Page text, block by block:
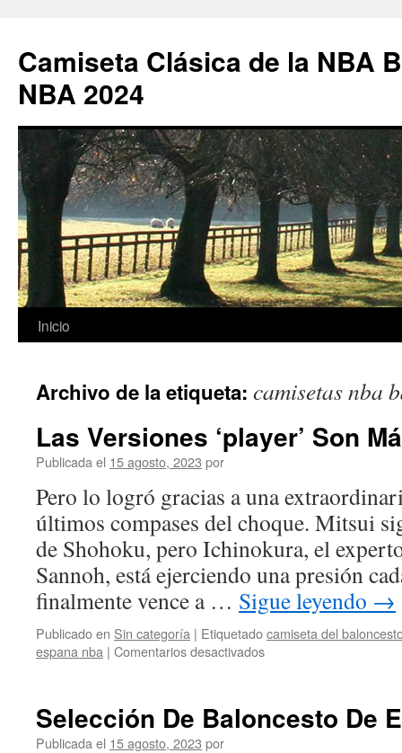
Camiseta Clásica de la NBA
NBA 2024
Saltar
contenido
Inicio
Archivo de la etiqueta: camisetas nba
Las Versiones ‘player’ Son
Publicada el 15 agosto, 2023 por
Pero lo logró gracias a una
últimos compases del choque. Mitsui
de Shohoku, pero Ichinokura, el
Sannoh, está ejerciendo una presión
finalmente vence a … Sigue leyendo →
Publicado en Sin categoría | Etiquetadocamiseta del
espana nba | Comentarios desactivadosen
Son
Selección De Baloncesto De
Publicada el 15 agosto, 2023 por